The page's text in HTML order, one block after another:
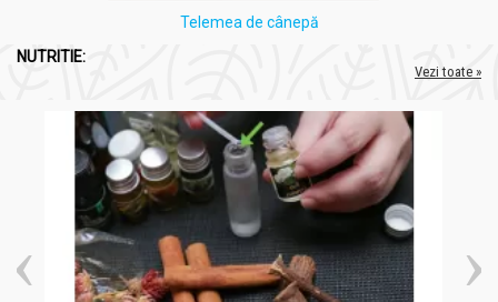
Telemea de cânepă
NUTRITIE:
Vezi toate »